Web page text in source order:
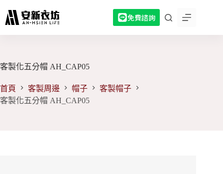
至
容
免費諮詢
客製化五分帽 AH_CAP05
首頁 客製周邊 帽子
客製帽子
客製化五分帽 AH_CAP05